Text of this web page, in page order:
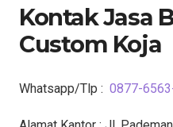
Kontak Jasa
Custom Koja
Whatsapp/Tlp : 0877-